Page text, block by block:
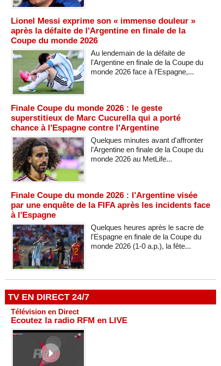
Lionel Messi exprime son « immense douleur »
après la défaite de l'Argentine en finale de la
Coupe du monde 2026
Au lendemain de la défaite de
l'Argentine en finale de la Coupe du
monde 2026 face à l'Espagne,...
Finale Coupe du monde 2026 : le geste
superstitieux de Marc Cucurella qui a porté
chance à l'Espagne contre l'Argentine
Quelques minutes avant d'affronter
l'Argentine en finale de la Coupe du
monde 2026 au MetLife...
Finale Coupe du monde 2026 : l'Argentine visée
par une enquête de la FIFA après les incidents face
à l'Espagne
Quelques heures après le sacre de
l'Espagne en finale de la Coupe du
monde 2026 (1-0 a.p.), la fête...
TV EN DIRECT 24/7
Télévision en Direct
Ecoutez la radio RFM en LIVE